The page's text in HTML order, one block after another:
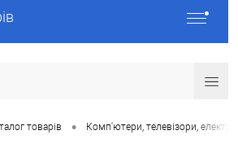
товарів • Комп'ютери, телевізори,